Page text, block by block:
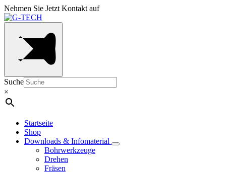
Nehmen Sie Jetzt Kontakt auf
Suche
×
Startseite
Shop
Downloads & Infomaterial
Bohrwerkzeuge
Drehen
Fräsen